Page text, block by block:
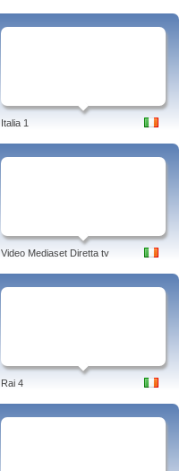
Italia 1
Video Mediaset Diretta tv
Rai 4